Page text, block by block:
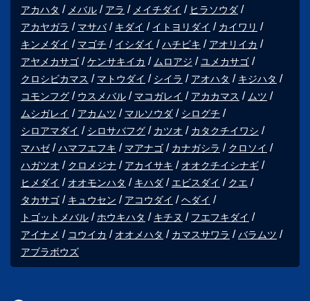
アカハタ メバル アラ メイチダイ
ヒラソウダ
アカヤガラ
マサバ キダイ イトヨリダイ
カイワリ
キンメダイ
マゴチ イシダイ ハチビキ
アオリイカ
アヤメカサゴ
ケンサキイカ ムロアジ
ユメカサゴ
クロシビカマス
マトウダイ シイラ アオハタ
キジハタ
コモンフグ
ウスメバル マコガレイ アカカマス
ムツ
ムシガレイ
アカムツ マルソウダ
シログチ
シロアマダイ
シロサバフグ カツオ
カタクチイワシ
マハゼ
ハマフエフキ マアナゴ カナガシラ
クロソイ
ハガツオ
クロメジナ アカイサキ
オオクチイシナギ
ヒメダイ
オオモンハタ キハダ エビスダイ
クエ
タカサゴ
キュウセン アコウダイ
ヘダイ
トゴットメバル
ホウキハタ キチヌ
フエフキダイ
アイナメ
コウイカ オオメハタ カマスサワラ
バラムツ
アブラボウズ